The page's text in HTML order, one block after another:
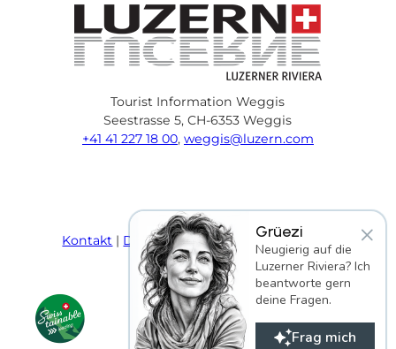
Tourist Information Weggis
Seestrasse 5, CH-6353 Weggis
+41 41 227 18 00, weggis@luzern.com
e
T
u
b
e
s
t
a
g
r
a
m
n
t
e
r
e
s
t
k
e
d
i
n
p
a
d
v
Kontakt Datenschutz AGB Impressum ×
Grüezi
Neugierig auf die
Luzerner Riviera? Ich
beantworte gern
deine Fragen.
Frag mich